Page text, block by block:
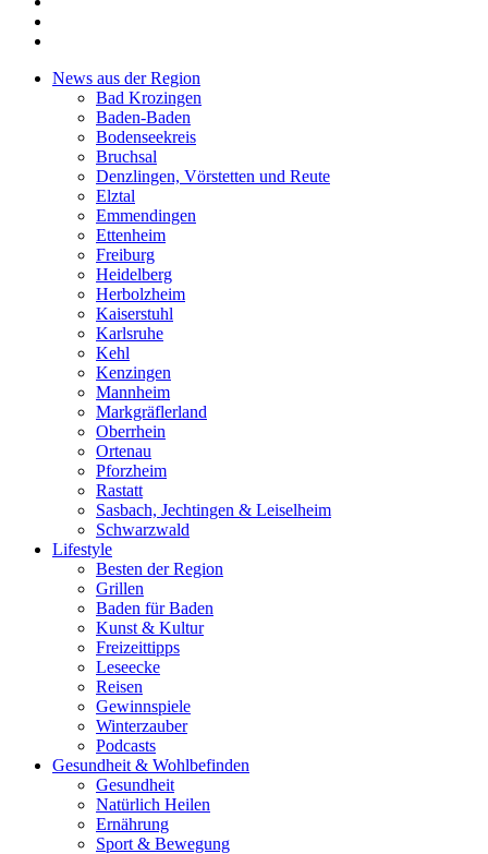
News aus der Region
Bad Krozingen
Baden-Baden
Bodenseekreis
Bruchsal
Denzlingen, Vörstetten und Reute
Elztal
Emmendingen
Ettenheim
Freiburg
Heidelberg
Herbolzheim
Kaiserstuhl
Karlsruhe
Kehl
Kenzingen
Mannheim
Markgräflerland
Oberrhein
Ortenau
Pforzheim
Rastatt
Sasbach, Jechtingen & Leiselheim
Schwarzwald
Lifestyle
Besten der Region
Grillen
Baden für Baden
Kunst & Kultur
Freizeittipps
Leseecke
Reisen
Gewinnspiele
Winterzauber
Podcasts
Gesundheit & Wohlbefinden
Gesundheit
Natürlich Heilen
Ernährung
Sport & Bewegung